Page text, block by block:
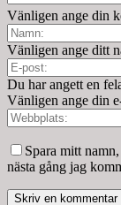
Vänligen ange din
Vänligen ange ditt
Du har angett en
Vänligen ange din
Spara mitt
nästa gång jag